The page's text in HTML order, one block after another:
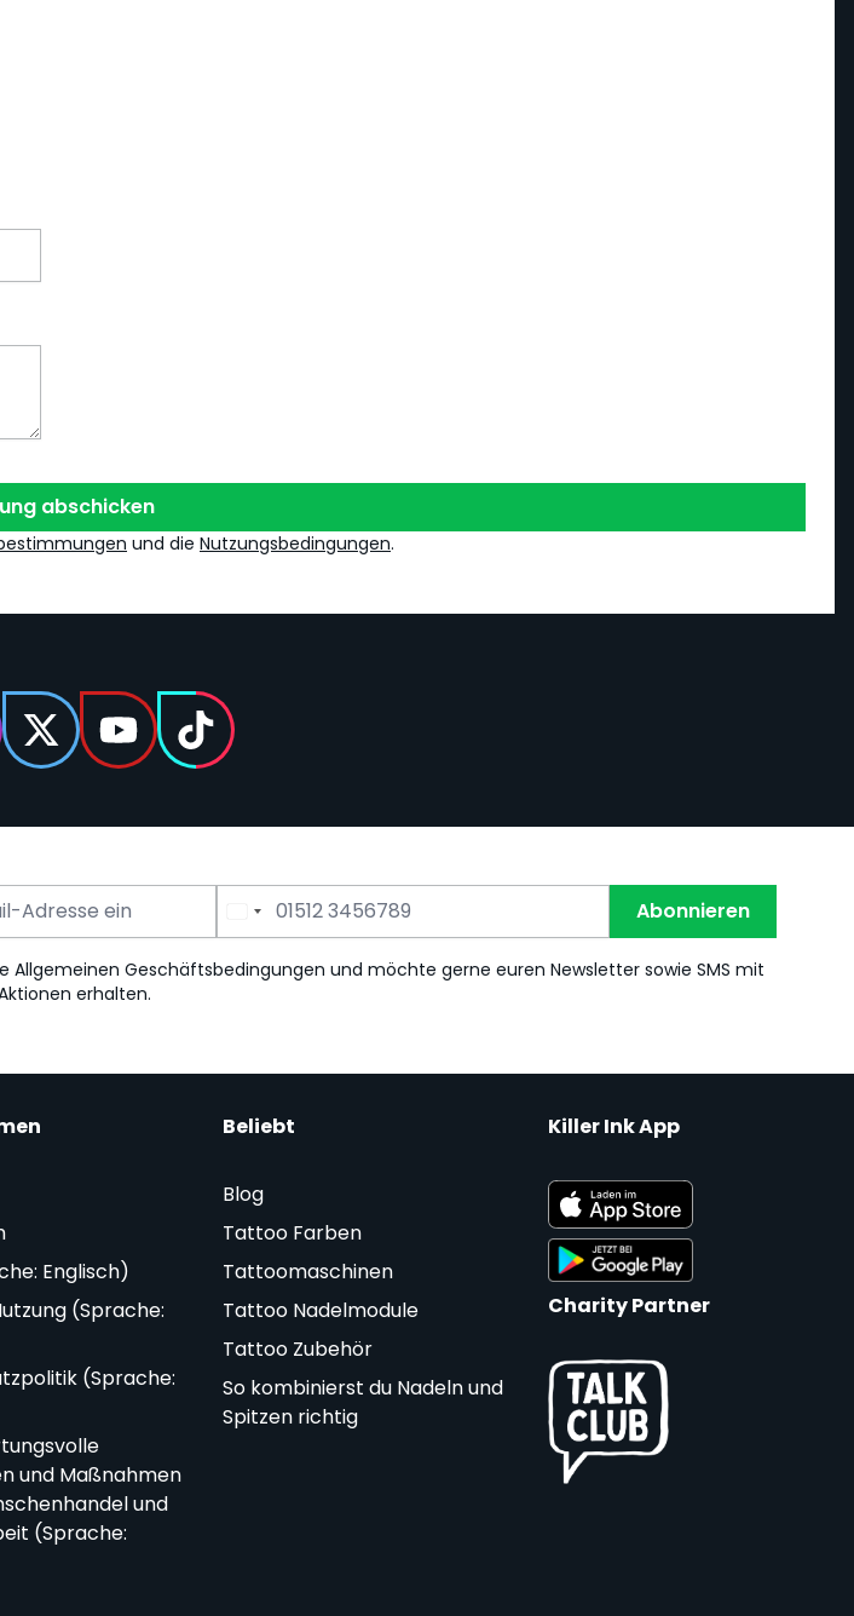
abschicken
und die Nutzungsbedingungen.
Abonnieren
Allgemeinen Geschäftsbedingungen und möchte gerne euren Newsletter sowie SMS mit
erhalten.
Englisch)
(Sprache:
(Sprache:
und Maßnahmen
und
(Sprache:
Beliebt
Blog
Tattoo Farben
Tattoomaschinen
Tattoo Nadelmodule
Tattoo Zubehör
So kombinierst du Nadeln und
Spitzen richtig
Killer Ink App
Charity Partner